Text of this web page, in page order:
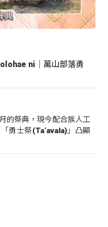
ni｜萬山部落勇
的祭典，現今配合族人工
勇士祭(Ta‘avala)」凸顯